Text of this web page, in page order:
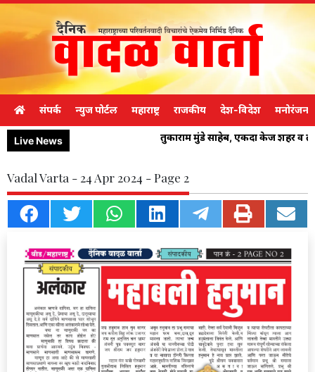
संपर्क न्युज पोर्टल महाराष्ट्र राजकीय देश-विदेश मनोरंजन
Live News तुकाराम मुंडे साहेब, एकदा केज शहर व
Vadal Varta - 24 Apr 2024 - Page 2